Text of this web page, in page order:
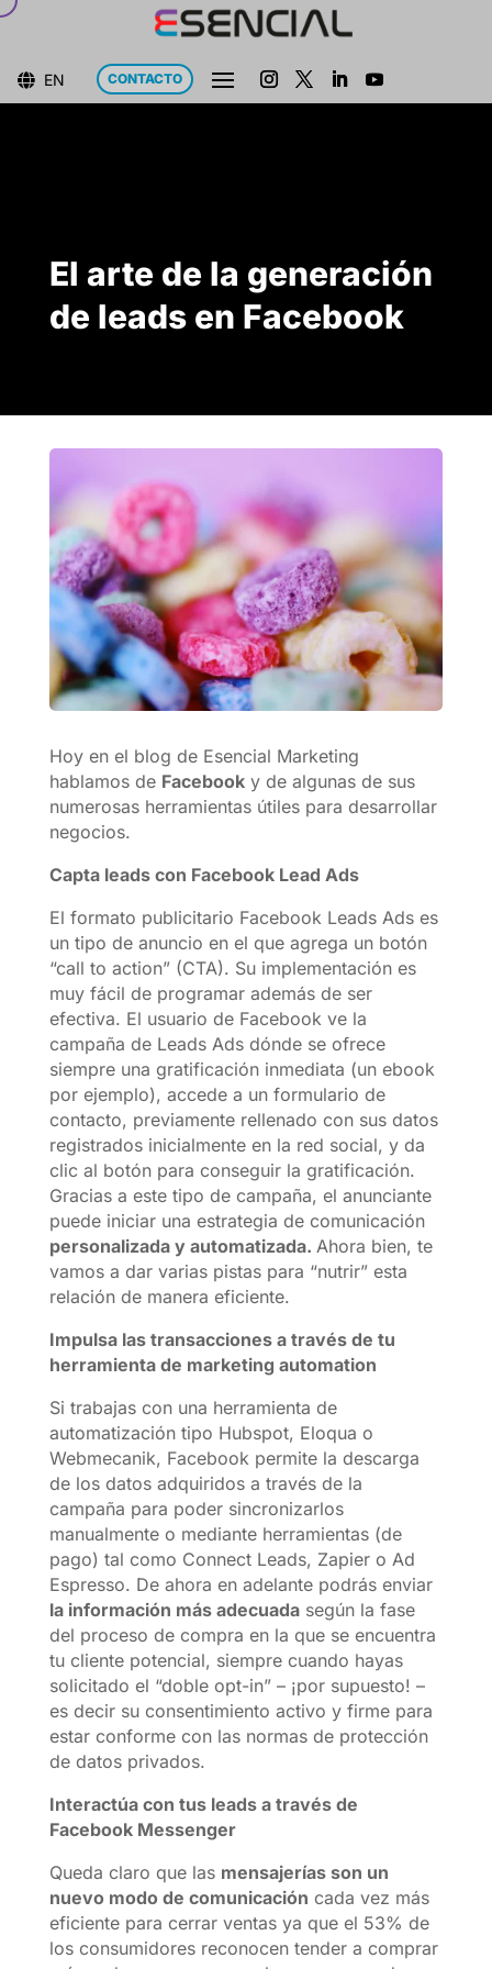
 EN CONTACTO
El arte de la generación
de leads en Facebook
Hoy en el blog de Esencial Marketing
hablamos de Facebooky de algunas de sus
numerosas herramientas útiles para desarrollar
negocios.
Capta leads con Facebook Lead Ads
El formato publicitario Facebook Leads Ads es
un tipo de anuncio en el que agrega un botón
“call to action” (CTA). Su implementación es
muy fácil de programar además de ser
efectiva. El usuario de Facebook ve la
campaña de Leads Ads dónde se ofrece
siempre una gratificación inmediata (un ebook
por ejemplo), accede a un formulario de
contacto, previamente rellenado con sus datos
registrados inicialmente en la red social, y da
clic al botón para conseguir la gratificación.
Gracias a este tipo de campaña, el anunciante
puede iniciar una estrategia de comunicación
personalizada y automatizada. Ahora bien, te
vamos a dar varias pistas para “nutrir” esta
relación de manera eficiente.
Impulsa las transacciones a través de tu
herramienta de marketing automation
Si trabajas con una herramienta de
automatización tipo Hubspot, Eloqua o
Webmecanik, Facebook permite la descarga
de los datos adquiridos a través de la
campaña para poder sincronizarlos
manualmente o mediante herramientas (de
pago) tal como Connect Leads, Zapier o Ad
Espresso. De ahora en adelante podrás enviar
la información más adecuadasegún la fase
del proceso de compra en la que se encuentra
tu cliente potencial, siempre cuando hayas
solicitado el “doble opt-in” – ¡por supuesto! –
es decir su consentimiento activo y firme para
estar conforme con las normas de protección
de datos privados.
Interactúa con tus leads a través de
Facebook Messenger
Queda claro que las mensajerías son un
nuevo modo de comunicación cada vez más
eficiente para cerrar ventas ya que el 53% de
los consumidores reconocen tender a comprar